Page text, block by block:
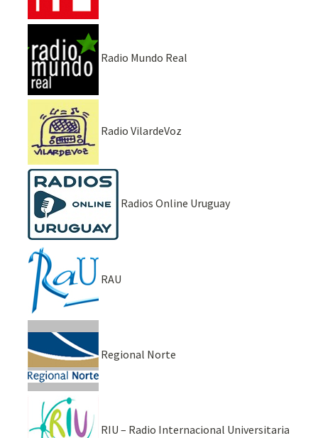
Radio Mundo Real
Radio VilardeVoz
Radios Online Uruguay
RAU
Regional Norte
RIU – Radio Internacional Universitaria